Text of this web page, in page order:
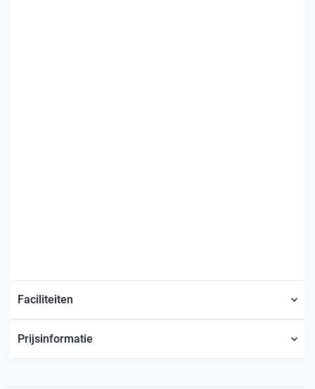
Faciliteiten
Prijsinformatie